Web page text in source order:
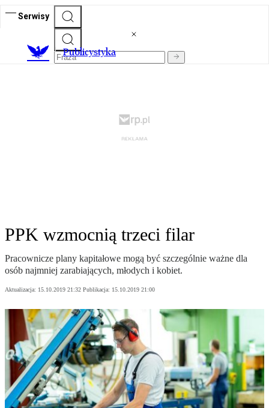
Serwisy
Publicystyka
PPK wzmocnią trzeci filar
Pracownicze plany kapitałowe mogą być szczególnie ważne dla
osób najmniej zarabiających, młodych i kobiet.
Aktualizacja: 15.10.2019 21:32 Publikacja: 15.10.2019 21:00